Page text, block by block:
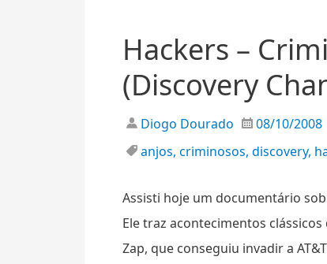
Hackers –
(Discovery
Diogo Dourado 08/10/2008
anjos, criminosos, discovery,
Assisti hoje um documentário
Ele traz acontecimentos
Zap, que conseguiu invadir a